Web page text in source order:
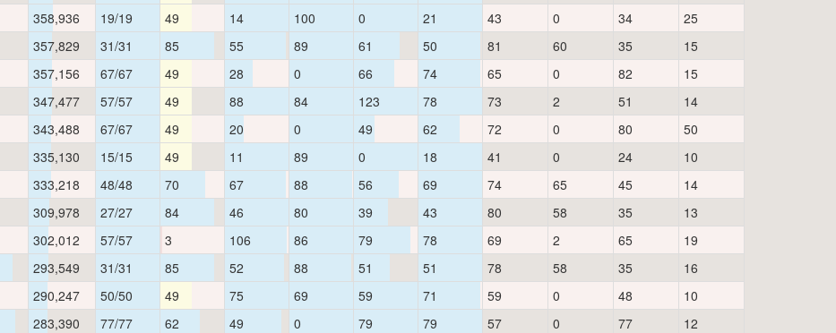
358,936 19/19 49 14 100 0 21 43 0 34
25
357,829 31/31 85 55 89 61 50 81 60 35
15
357,156 67/67 49 28 0 66 74 65 0 82
15
347,477 57/57 49 88 84 123 78 73 2 51
14
343,488 67/67 49 20 0 49 62 72 0 80
50
335,130 15/15 49 11 89 0 18 41 0 24
10
333,218 48/48 70 67 88 56 69 74 65 45
14
309,978 27/27 84 46 80 39 43 80 58 35
13
302,012 57/57 3 106 86 79 78 69 2 65
19
293,549 31/31 85 52 88 51 51 78 58 35
16
290,247 50/50 49 75 69 59 71 59 0 48
10
283,390 77/77 62 49 0 79 79 57 0 77
12